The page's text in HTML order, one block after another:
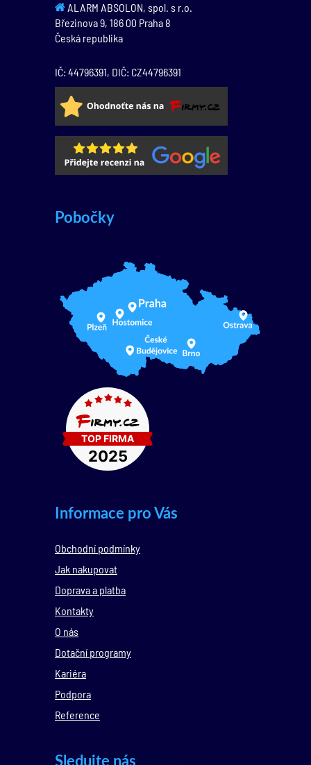
ALARM ABSOLON, spol. s r.o.
Březinova 9, 186 00 Praha 8
Česká republika
IČ: 44796391, DIČ: CZ44796391
Pobočky
Informace pro Vás
Obchodní podmínky
Jak nakupovat
Doprava a platba
Kontakty
O nás
Dotační programy
Kariéra
Podpora
Reference
Sledujte nás